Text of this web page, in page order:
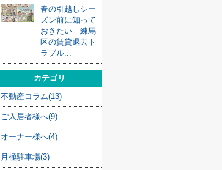
春の引越しシー
ズン前に知って
おきたい｜練馬
区の賃貸退去ト
ラブル...
カテゴリ
不動産コラム(13)
ご入居者様へ(9)
オーナー様へ(4)
月極駐車場(3)